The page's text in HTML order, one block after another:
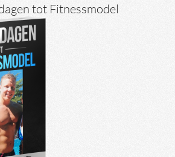
tot Fitnessmodel